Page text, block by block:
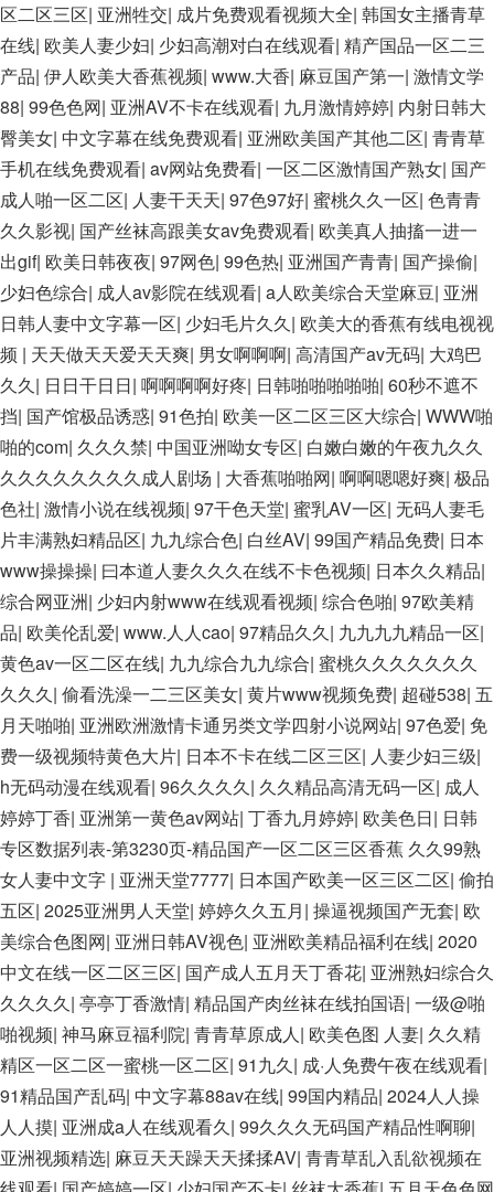
区二区三区| 亚洲牲交| 成片免费观看视频大全| 韩国女主播青草
在线| 欧美人妻少妇| 少妇高潮对白在线观看| 精产国品一区二三
产品| 伊人欧美大香蕉视频| www.大香| 麻豆国产第一| 激情文学
88| 99色色网| 亚洲AV不卡在线观看| 九月激情婷婷| 内射日韩大
臀美女| 中文字幕在线免费观看| 亚洲欧美国产其他二区| 青青草
手机在线免费观看| av网站免费看| 一区二区激情国产熟女| 国产
成人啪一区二区| 人妻干天天| 97色97好| 蜜桃久久一区| 色青青
久久影视| 国产丝袜高跟美女av免费观看| 欧美真人抽搐一进一
出gif| 欧美日韩夜夜| 97网色| 99色热| 亚洲国产青青| 国产操偷|
少妇色综合| 成人av影院在线观看| a人欧美综合天堂麻豆| 亚洲
日韩人妻中文字幕一区| 少妇毛片久久| 欧美大的香蕉有线电视视
频 | 天天做天天爱天天爽| 男女啊啊啊| 高清国产av无码| 大鸡巴
久久| 日日干日日| 啊啊啊啊好疼| 日韩啪啪啪啪啪| 60秒不遮不
挡| 国产馆极品诱惑| 91色拍| 欧美一区二区三区大综合| WWW啪
啪的com| 久久久禁| 中国亚洲呦女专区| 白嫩白嫩的午夜九久久
久久久久久久久久成人剧场 | 大香蕉啪啪网| 啊啊嗯嗯好爽| 极品
色社| 激情小说在线视频| 97干色天堂| 蜜乳AV一区| 无码人妻毛
片丰满熟妇精品区| 九九综合色| 白丝AV| 99国产精品免费| 日本
www操操操| 曰本道人妻久久久在线不卡色视频| 日本久久精品|
综合网亚洲| 少妇内射www在线观看视频| 综合色啪| 97欧美精
品| 欧美伦乱爱| www.人人cao| 97精品久久| 九九九九精品一区|
黄色av一区二区在线| 九九综合九九综合| 蜜桃久久久久久久久
久久久| 偷看洗澡一二三区美女| 黄片www视频免费| 超碰538| 五
月天啪啪| 亚洲欧洲激情卡通另类文学四射小说网站| 97色爱| 免
费一级视频特黄色大片| 日本不卡在线二区三区| 人妻少妇三级|
h无码动漫在线观看| 96久久久久| 久久精品高清无码一区| 成人
婷婷丁香| 亚洲第一黄色av网站| 丁香九月婷婷| 欧美色日| 日韩
专区数据列表-第3230页-精品国产一区二区三区香蕉 久久99熟
女人妻中文字 | 亚洲天堂7777| 日本国产欧美一区三区二区| 偷拍
五区| 2025亚洲男人天堂| 婷婷久久五月| 操逼视频国产无套| 欧
美综合色图网| 亚洲日韩AV视色| 亚洲欧美精品福利在线| 2020
中文在线一区二区三区| 国产成人五月天丁香花| 亚洲熟妇综合久
久久久久| 亭亭丁香激情| 精品国产肉丝袜在线拍国语| 一级@啪
啪视频| 神马麻豆福利院| 青青草原成人| 欧美色图 人妻| 久久精
精区一区二区一蜜桃一区二区| 91九久| 成·人免费午夜在线观看|
91精品国产乱码| 中文字幕88av在线| 99国内精品| 2024人人操
人人摸| 亚洲成a人在线观看久| 99久久久无码国产精品性啊聊|
亚洲视频精选| 麻豆天天躁天天揉揉AV| 青青草乱入乱欲视频在